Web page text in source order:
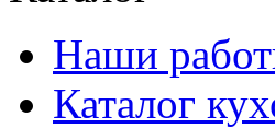
Наши
Каталог